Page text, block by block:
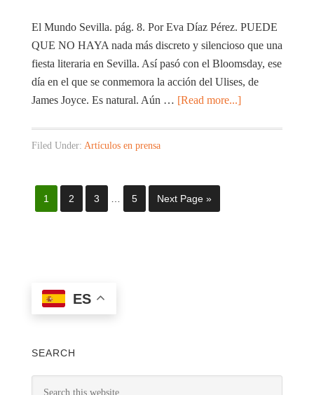
El Mundo Sevilla. pág. 8. Por Eva Díaz Pérez. PUEDE
QUE NO HAYA nada más discreto y silencioso que una
fiesta literaria en Sevilla. Así pasó con el Bloomsday, ese
día en el que se conmemora la acción del Ulises, de
James Joyce. Es natural. Aún … [Read more...]
Filed Under: Artículos en prensa
1 2 3 5 Next Page »
ES
SEARCH